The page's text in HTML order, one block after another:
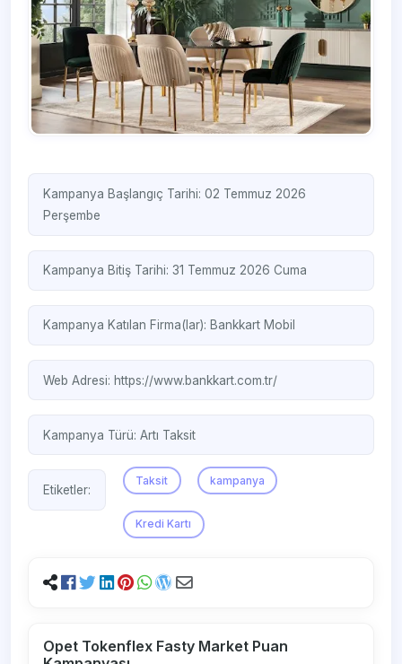
Kampanya Başlangıç Tarihi: 02 Temmuz 2026
Perşembe
Kampanya Bitiş Tarihi: 31 Temmuz 2026 Cuma
Kampanya Katılan Firma(lar): Bankkart Mobil
Web Adresi:https://www.bankkart.com.tr/
Kampanya Türü:Artı Taksit
Etiketler:
Taksit kampanya
Kredi Kartı
Opet Tokenflex Fasty Market Puan